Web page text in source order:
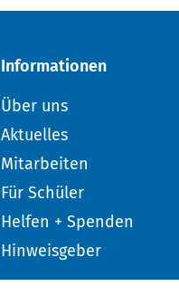
Informationen
Über uns
Aktuelles
Mitarbeiten
Für Schüler
Helfen + Spenden
Hinweisgeber